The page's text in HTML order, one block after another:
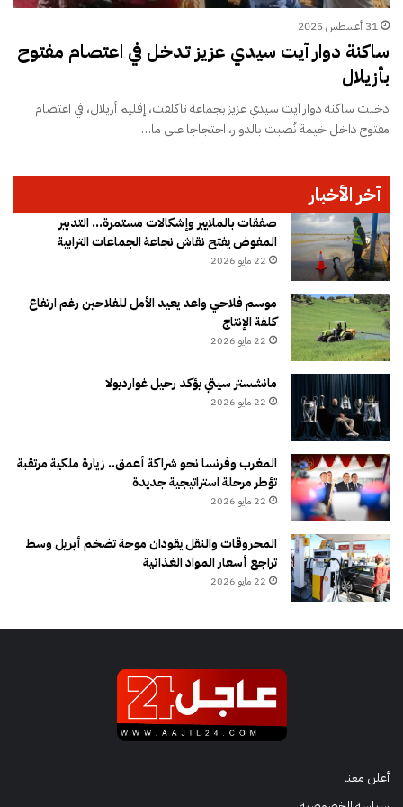
31 أغسطس 2025
ساكنة دوار آيت سيدي عزيز تدخل في اعتصام مفتوح
بأزيلال
دخلت ساكنة دوار آيت سيدي عزيز بجماعة تاكلفت، إقليم أزيلال، في اعتصام
مفتوح داخل خيمة نُصبت بالدوار، احتجاجا على ما…
آخر الأخبار
صفقات بالملايير وإشكالات مستمرة… التدبير
المفوض يفتح نقاش نجاعة الجماعات الترابية
22 مايو 2026
موسم فلاحي واعد يعيد الأمل للفلاحين رغم ارتفاع
كلفة الإنتاج
22 مايو 2026
مانشستر سيتي يؤكد رحيل غوارديولا
22 مايو 2026
المغرب وفرنسا نحو شراكة أعمق.. زيارة ملكية مرتقبة
تؤطر مرحلة استراتيجية جديدة
22 مايو 2026
المحروقات والنقل يقودان موجة تضخم أبريل وسط
تراجع أسعار المواد الغذائية
22 مايو 2026
أعلن معنا